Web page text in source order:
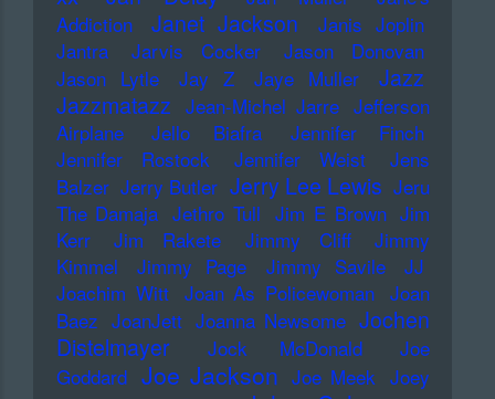
Addiction
Janet Jackson
Janis Joplin
Jantra
Jarvis Cocker
Jason Donovan
Jason Lytle
Jay Z Jaye Muller
Jazz
Jazzmatazz Jean-Michel Jarre Jefferson
Airplane
Jello Biafra
Jennifer Finch
Jennifer Rostock
Jennifer Weist
Jens
Balzer Jerry Butler Jerry Lee Lewis Jeru
The Damaja Jethro Tull Jim E Brown Jim
Kerr
Jim Rakete Jimmy Cliff
Jimmy
Kimmel
Jimmy Page Jimmy Savile
JJ
Joachim Witt Joan As Policewoman Joan
Baez JoanJett Joanna Newsome Jochen
Distelmayer
Jock McDonald
Joe
Goddard Joe Jackson Joe Meek Joey